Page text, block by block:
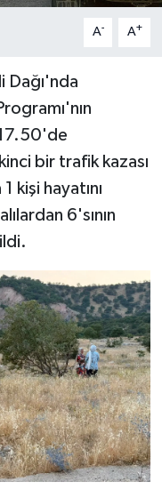
A- A+
Dağı'nda
bir trafik kazası
kişi hayatını
6'sının